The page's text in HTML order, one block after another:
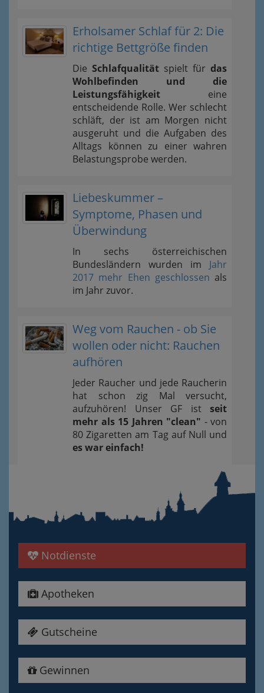
Erholsamer Schlaf für 2: Die
richtige Bettgröße finden
Die Schlafqualität spielt für das
Wohlbefinden und die
Leistungsfähigkeit eine
entscheidende Rolle. Wer schlecht
schläft, der ist am Morgen nicht
ausgeruht und die Aufgaben des
Alltags können zu einer wahren
Belastungsprobe werden.
Liebeskummer –
Symptome, Phasen und
Überwindung
In sechs österreichischen
Bundesländern wurden im Jahr
2017 mehr Ehen geschlossen als
im Jahr zuvor.
Weg vom Rauchen - ob Sie
wollen oder nicht: Rauchen
aufhören
Jeder Raucher und jede Raucherin
hat schon zig Mal versucht,
aufzuhören! Unser GF ist seit
mehr als 15 Jahren "clean" - von
80 Zigaretten am Tag auf Null und
es war einfach!
Notdienste
Apotheken
Gutscheine
Gewinnen